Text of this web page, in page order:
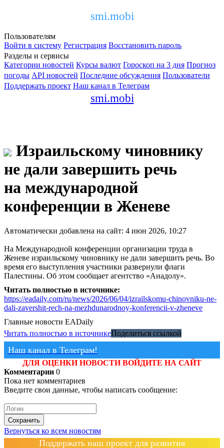
smi.mobi
Пользователям
Войти в систему Регистрация Восстановить пароль
Разделы и сервисы
Категории новостей Курсы валют Гороскоп на 3 дня Прогноз
погоды API новостей Последние обсуждения Пользователи
Поддержать проект Наш канал в Телеграм
smi.mobi
Израильскому чиновнику
не дали завершить речь
на международной
конференции в Женеве
Автоматически добавлена на сайт: 4 июн 2026, 10:27
На Международной конференции организации труда в
Женеве израильскому чиновнику не дали завершить речь. Во
время его выступления участники развернули флаги
Палестины. Об этом сообщает агентство «Анадолу».
Читать полностью в источнике:
https://eadaily.com/ru/news/2026/06/04/izrailskomu-chinovniku-ne-
dali-zavershit-rech-na-mezhdunarodnoy-konferencii-v-zheneve
Главные новости EADaily
Читать полностью в источникеПоделиться ссылкой
Наш канал в Телеграм!
ДЛЯ ОЦЕНКИ НОВОСТИ ВОЙДИТЕ НА САЙТ
Комментарии 0
Пока нет комментариев
Введите свои данные, чтобы написать сообщение:
Сохранить
Вернуться ко всем новостям
Поддержать наш проект для развития